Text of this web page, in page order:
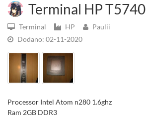
Terminal HP T5740
Terminal HP
Paulii
Dodano: 02-11-2020
Processor Intel Atom n280 1.6ghz
Ram 2GB DDR3